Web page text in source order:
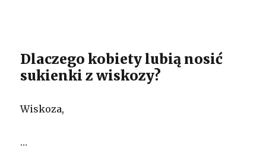
Dlaczego kobiety lubią nosić
sukienki z wiskozy?
Wiskoza,
…